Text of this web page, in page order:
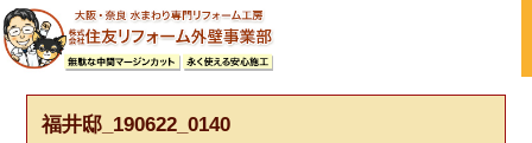
福井邸_190622_0140